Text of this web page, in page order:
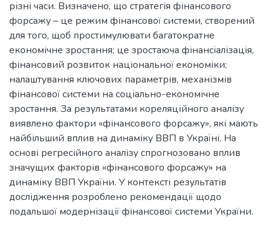
різні часи. Визначено, що стратегія фінансового
форсажу – це режим фінансової системи, створений
для того, щоб простимулювати багатократне
економічне зростання; це зростаюча фінансіалізація,
фінансовий розвиток національної економіки;
налаштування ключових параметрів, механізмів
фінансової системи на соціально-економічне
зростання. За результатами кореляційного аналізу
виявлено фактори «фінансового форсажу», які мають
найбільший вплив на динаміку ВВП в Україні. На
основі регресійного аналізу спрогнозовано вплив
значущих факторів «фінансового форсажу» на
динаміку ВВП України. У контексті результатів
дослідження розроблено рекомендації щодо